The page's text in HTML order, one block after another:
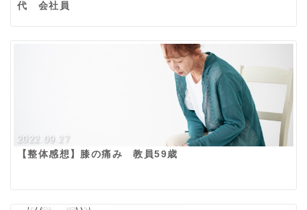
代 会社員
2022.09.27
【整体感想】膝の痛み 教員59歳